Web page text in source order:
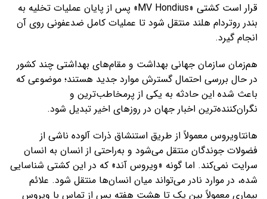
قرار است کشتی «MV Hondius» پس از پایان عملیات تخلیه به
بندر روتردام هلند منتقل شود تا عملیات کامل ضدعفونی روی آن
انجام گیرد.
هم‌زمان سازمان جهانی بهداشت و مقام‌های بهداشتی چند کشور
در حال بررسی احتمال گسترش موارد جدید هستند؛ موضوعی که
باعث شده این حادثه به یکی از پرمخاطب‌ترین و
نگران‌کننده‌ترین اخبار جهان در روزهای اخیر تبدیل شود.
هانتاویروس معمولاً از طریق استنشاق ذرات آلوده ناشی از
فضولات جوندگان منتقل می‌شود و به‌راحتی از انسان به انسان
سرایت نمی‌کند. اما گونه «ویروس آند» که در این کشتی شناسایی
شده، در موارد نادر می‌تواند میان انسان‌ها منتقل شود. علائم
بیماری معمولاً بین یک تا هشت هفته پس از تماس با ویروس